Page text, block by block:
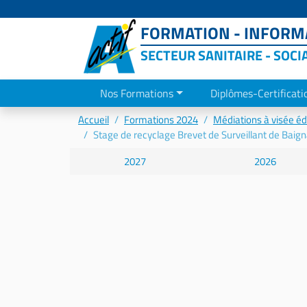
FORMATION -
SECTEUR SANITAIRE -
Nos Formations Diplômes-
Accueil Formations 2024 Médiations à visée
Stage de recyclage Brevet de Surveillant de
2027
2026